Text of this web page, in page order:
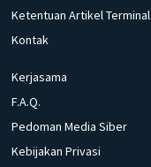
Ketentuan Artikel Terminal
Kontak
Kerjasama
F.A.Q.
Pedoman Media Siber
Kebijakan Privasi